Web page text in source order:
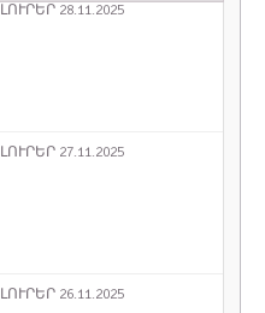
ԼՈՒՐԵՐ 28.11.2025
ԼՈՒՐԵՐ 27.11.2025
ԼՈՒՐԵՐ 26.11.2025